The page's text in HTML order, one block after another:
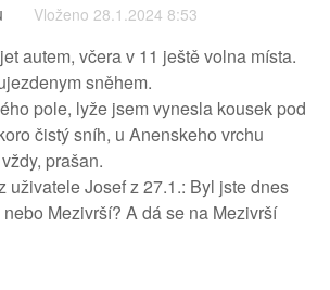
Vloženo 28.1.2024 8:53
autem, včera v 11 ještě volna místa.
sněhem.
pole, lyže jsem vynesla kousek pod
čistý sníh, u Anenskeho vrchu
prašan.
uživatele Josef z 27.1.: Byl jste dnes
Mezivrší? A dá se na Mezivrší